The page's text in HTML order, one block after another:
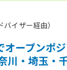
イザー経由）
ープンポジ
・埼玉・